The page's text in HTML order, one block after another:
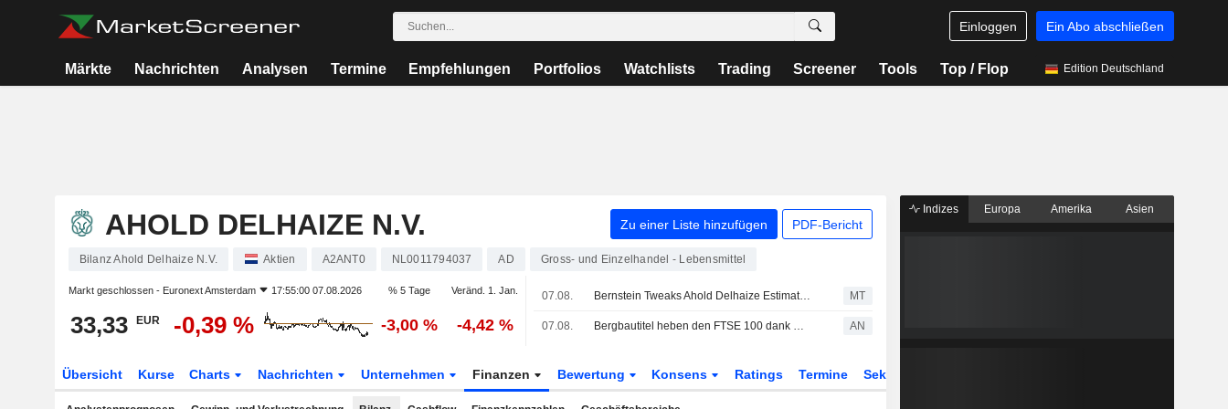
Einloggen Ein Abo abschließen
Märkte Nachrichten Analysen Termine Empfehlungen Portfolios Watchlists Trading Screener Tools Top / Flop Edition Deutschland
AHOLD DELHAIZE N.V. Zu einer Liste hinzufügen PDF-Bericht
Bilanz Ahold Delhaize N.V. Aktien A2ANT0 NL0011794037 AD Gross- und Einzelhandel - Lebensmittel
Markt geschlossen - Euronext Amsterdam 17:55:00 07.08.2026 % 5 Tage Veränd. 1. Jan.
33,33 EUR -0,39 % -3,00 % -4,42 %
07.08. Bernstein Tweaks Ahold Delhaize Estimates After In-line Q2 Results MT
07.08. Bergbautitel heben den FTSE 100 dank Metallrally; Gold fester AN
Übersicht Kurse Charts Nachrichten Unternehmen Finanzen Bewertung Konsens Ratings Termine Sektor
Indizes Europa Amerika Asien